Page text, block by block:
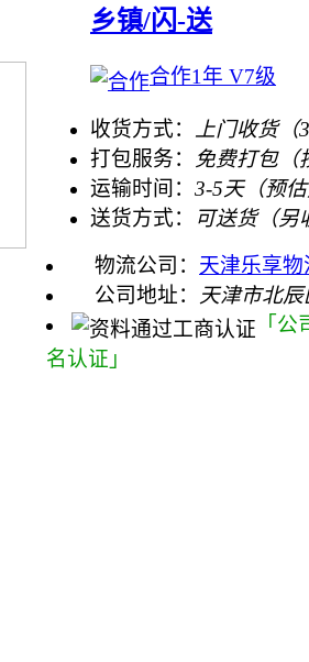
乡镇/闪-送
合作1年 V7级
收货方式：
上门收货
打包服务：
免费打包（
运输时间： 3-5天（预
送货方式：
可送货（另
物流公司： 天津乐享
公司地址：
天津市北
「
名认证」